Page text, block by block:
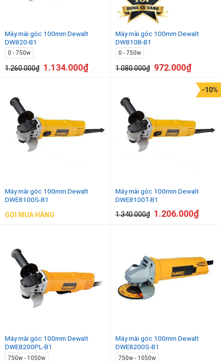
Máy mài góc 100mm Dewalt
DW820-B1
0 - 750w
1.260.000₫ 1.134.000₫
Máy mài góc 100mm Dewalt
DW810B-B1
0 - 750w
1.080.000₫ 972.000₫
Máy mài góc 100mm Dewalt
DWE8100S-B1
GỌI MUA HÀNG
Máy mài góc 100mm Dewalt
DWE8100T-B1
1.340.000₫
-10%
1.206.000₫
Máy mài góc 100mm Dewalt
DWE8200PL-B1
750w - 1050w
Máy mài góc 100mm Dewalt
DWE8200S-B1
750w - 1050w